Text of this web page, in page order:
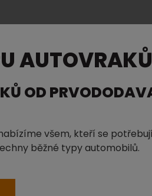
AUTOVRAKŮ
OD
všem, kteří se
běžné typy automobilů.